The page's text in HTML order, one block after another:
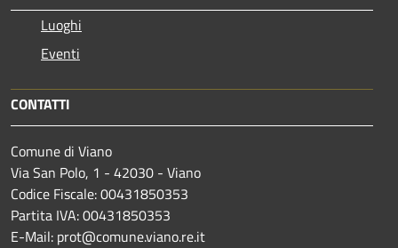
Luoghi
Eventi
CONTATTI
Comune di Viano
Via San Polo, 1 - 42030 - Viano
Codice Fiscale: 00431850353
Partita IVA: 00431850353
E-Mail: prot@comune.viano.re.it